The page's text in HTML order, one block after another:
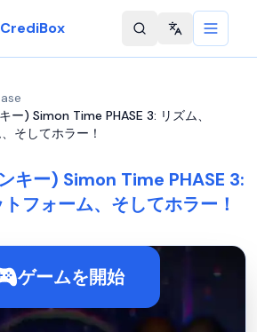
Change
ー) Simon Time PHASE 3: リズム、
そしてホラー！
キー) Simon Time PHASE 3:
フォーム、そしてホラー！
ゲームを開始